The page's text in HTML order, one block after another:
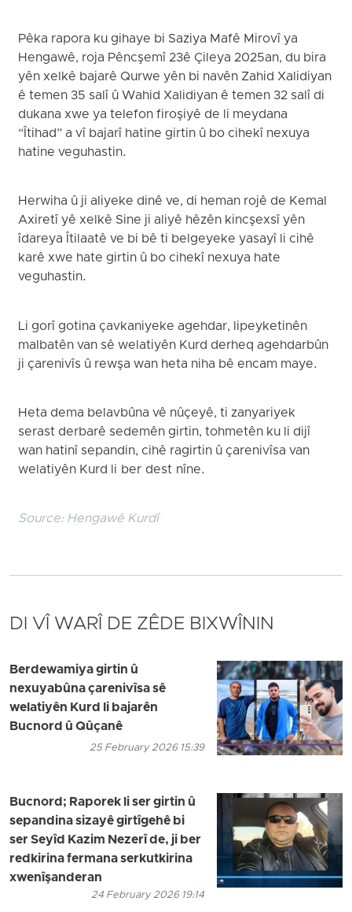
Pêka rapora ku gihaye bi Saziya Mafê Mirovî ya
Hengawê, roja Pêncşemî 23ê Çileya 2025an, du bira
yên xelkê bajarê Qurwe yên bi navên Zahid Xalidiyan
ê temen 35 salî û Wahid Xalidiyan ê temen 32 salî di
dukana xwe ya telefon firoşiyê de li meydana
“Îtihad” a vî bajarî hatine girtin û bo cihekî nexuya
hatine veguhastin.
Herwiha û ji aliyeke dinê ve, di heman rojê de Kemal
Axiretî yê xelkê Sine ji aliyê hêzên kincşexsî yên
îdareya Îtilaatê ve bi bê ti belgeyeke yasayî li cihê
karê xwe hate girtin û bo cihekî nexuya hate
veguhastin.
Li gorî gotina çavkaniyeke agehdar, lipeyketinên
malbatên van sê welatiyên Kurd derheq agehdarbûn
ji çarenivîs û rewşa wan heta niha bê encam maye.
Heta dema belavbûna vê nûçeyê, ti zanyariyek
serast derbarê sedemên girtin, tohmetên ku li dijî
wan hatinî sepandin, cihê ragirtin û çarenivîsa van
welatiyên Kurd li ber dest nîne.
Source: Hengawê Kurdî
DI VÎ WARÎ DE ZÊDE BIXWÎNIN
Berdewamiya girtin û
nexuyabûna çarenivîsa sê
welatiyên Kurd li bajarên
Bucnord û Qûçanê
25 February 2026 15:39
Bucnord; Raporek li ser girtin û
sepandina sizayê girtîgehê bi
ser Seyîd Kazim Nezerî de, ji ber
redkirina fermana serkutkirina
xwenîşanderan
24 February 2026 19:14